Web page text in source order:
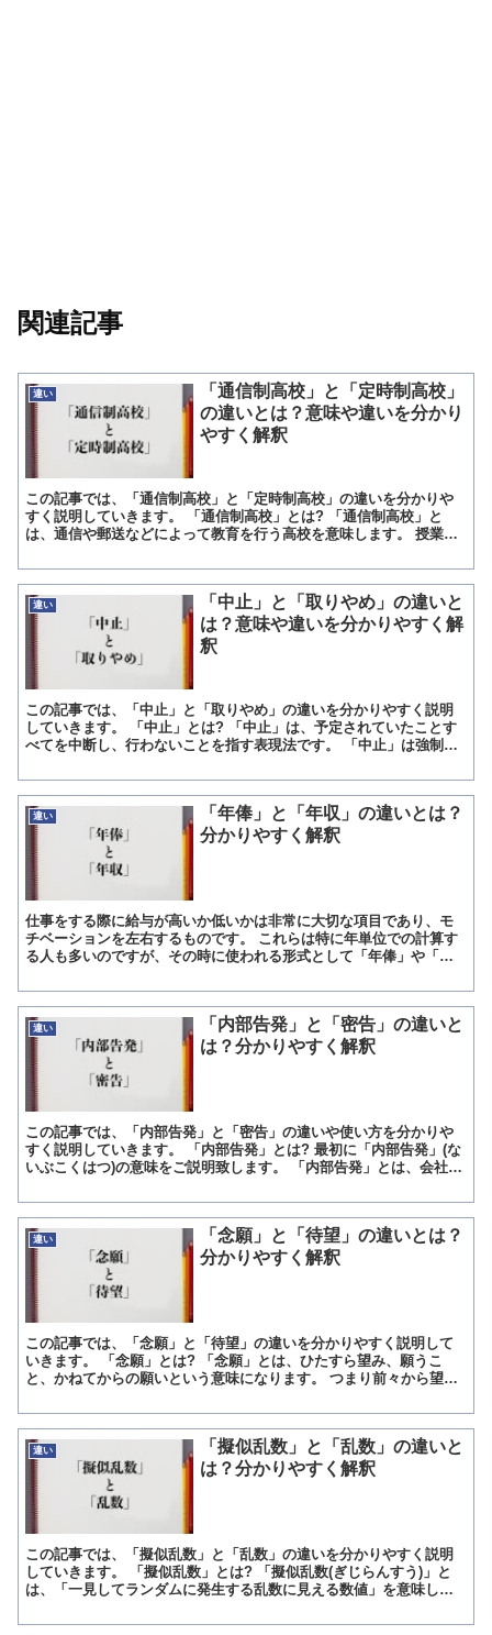
関連記事
違い
「通信制高校」と「定時制高校」
の違いとは？意味や違いを分かり
やすく解釈
この記事では、「通信制高校」と「定時制高校」の違いを分かりや
すく説明していきます。 「通信制高校」とは? 「通信制高校」と
は、通信や郵送などによって教育を行う高校を意味します。 授業は
違い
「中止」と「取りやめ」の違いと
は？意味や違いを分かりやすく解
釈
この記事では、「中止」と「取りやめ」の違いを分かりやすく説明
していきます。 「中止」とは? 「中止」は、予定されていたことす
べてを中断し、行わないことを指す表現法です。 「中止」は強制力
違い
「年俸」と「年収」の違いとは？
分かりやすく解釈
仕事をする際に給与が高いか低いかは非常に大切な項目であり、モ
チベーションを左右するものです。 これらは特に年単位での計算す
る人も多いのですが、その時に使われる形式として「年俸」や「年
違い
「内部告発」と「密告」の違いと
は？分かりやすく解釈
この記事では、「内部告発」と「密告」の違いや使い方を分かりや
すく説明していきます。 「内部告発」とは? 最初に「内部告発」(な
いぶこくはつ)の意味をご説明致します。 「内部告発」とは、会社な
違い
「念願」と「待望」の違いとは？
分かりやすく解釈
この記事では、「念願」と「待望」の違いを分かりやすく説明して
いきます。 「念願」とは? 「念願」とは、ひたすら望み、願うこ
と、かねてからの願いという意味になります。 つまり前々から望ん
違い
「擬似乱数」と「乱数」の違いと
は？分かりやすく解釈
この記事では、「擬似乱数」と「乱数」の違いを分かりやすく説明
していきます。 「擬似乱数」とは? 「擬似乱数(ぎじらんすう)」と
は、「一見してランダムに発生する乱数に見える数値」を意味して